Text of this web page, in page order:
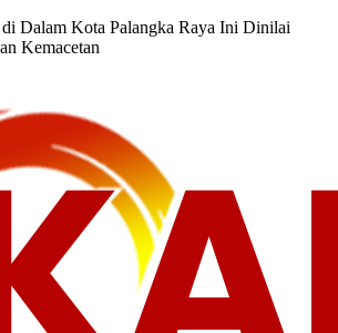
Dalam Kota Palangka Raya Ini Dinilai
Kemacetan